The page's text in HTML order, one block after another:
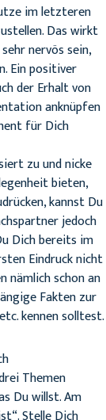
im letzteren
Das wirkt
nervös sein,
Ein positiver
der Erhalt von
anknüpfen
für Dich
zu und nicke
bieten,
kannst Du
jedoch
Dich bereits im
Eindruck nicht
nämlich schon an
Fakten zur
kennen solltest.
Themen
Du willst. Am